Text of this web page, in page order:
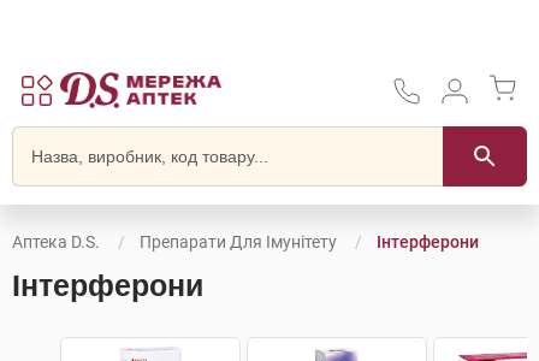
Аптека D.S. Препарати Для Імунітету Інтерферони
Інтерферони